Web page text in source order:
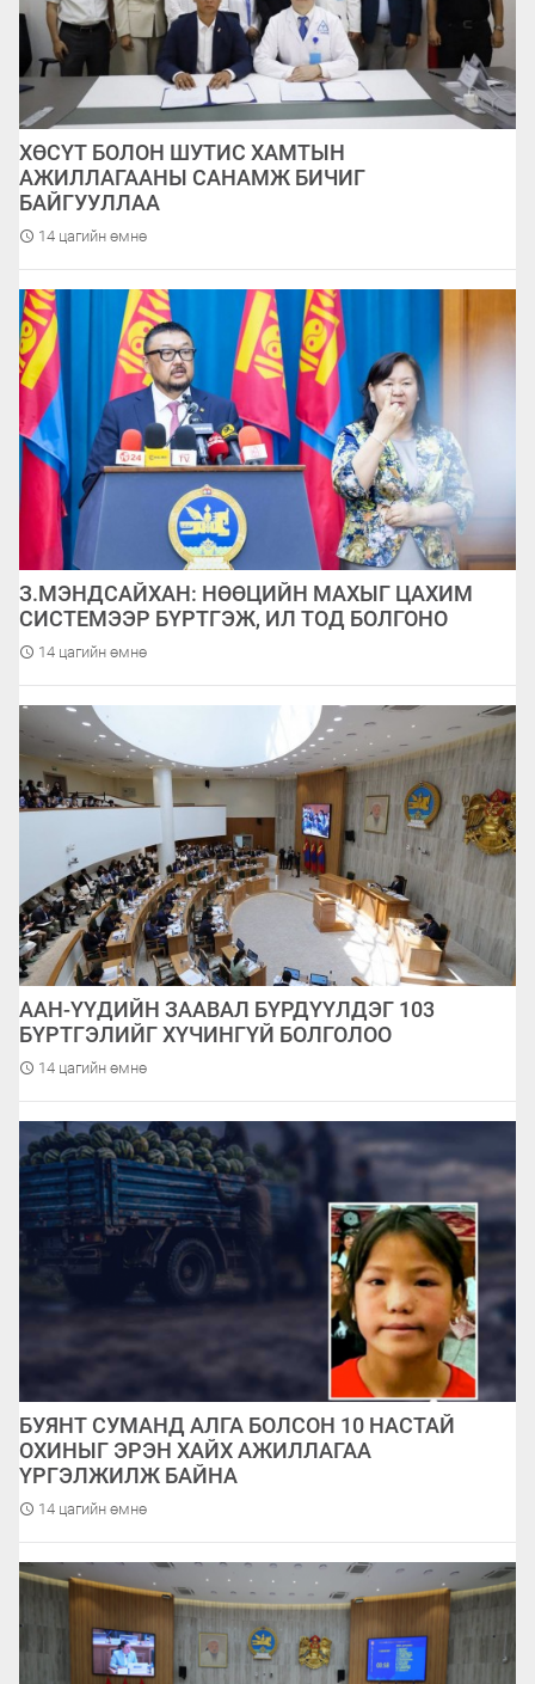
ХӨСҮТ БОЛОН ШУТИС ХАМТЫН
АЖИЛЛАГААНЫ САНАМЖ БИЧИГ
БАЙГУУЛЛАА
14 цагийн өмнө
З.МЭНДСАЙХАН: НӨӨЦИЙН МАХЫГ ЦАХИМ
СИСТЕМЭЭР БҮРТГЭЖ, ИЛ ТОД БОЛГОНО
14 цагийн өмнө
ААН-ҮҮДИЙН ЗААВАЛ БҮРДҮҮЛДЭГ 103
БҮРТГЭЛИЙГ ХҮЧИНГҮЙ БОЛГОЛОО
14 цагийн өмнө
БУЯНТ СУМАНД АЛГА БОЛСОН 10 НАСТАЙ
ОХИНЫГ ЭРЭН ХАЙХ АЖИЛЛАГАА
ҮРГЭЛЖИЛЖ БАЙНА
14 цагийн өмнө